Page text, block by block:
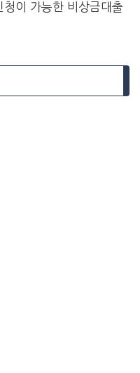
이 가능한 비상금대출